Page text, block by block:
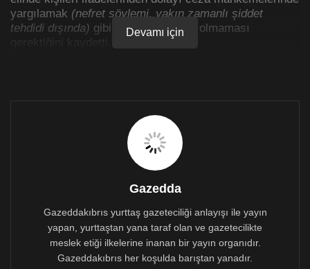
yargılamak (nefret söylemi, yakın zamanlı şiddet
tehdidi dışında) gibi bir enstrümanın olmaması
gerektiğini kaydetti.
kullanılabileceğini kaydetti.
Polili açıklamasında şunları kaydetti:
“Bir önceki Cumhurbaşkanı Akıncı da kendisine yapılan
hakaretlerden dolayı ceza yasası tahtında şikayetçi
olmuştu ancak bildiğim kadarıyla kimse mahkemeye
çıkarılıp teminata bağlanmadı. Halkın Partisi’nin
Abdullah Korkmazhan’ın mahkeme sürecinde sonra
yaptığı basın açıklaması da bu konu üzerine
aydınlatıcıdır.
Devamı için
Gazedda
Gazeddakıbrıs yurttaş gazeteciliği anlayışı ile yayın
yapan, yurttaştan yana taraf olan ve gazetecilikte
meslek etiği ilkelerine inanan bir yayın organıdır.
Gazeddakıbrıs her koşulda barıştan yanadır.